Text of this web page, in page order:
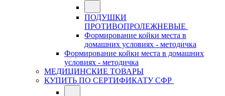
ПОДУШКИ
ПРОТИВОПРОЛЕЖНЕВЫЕ
Формирование койки места в
домашних условиях - методичка
Формирование койки места в домашних
условиях - методичка
МЕДИЦИНСКИЕ ТОВАРЫ
КУПИТЬ ПО СЕРТИФИКАТУ СФР